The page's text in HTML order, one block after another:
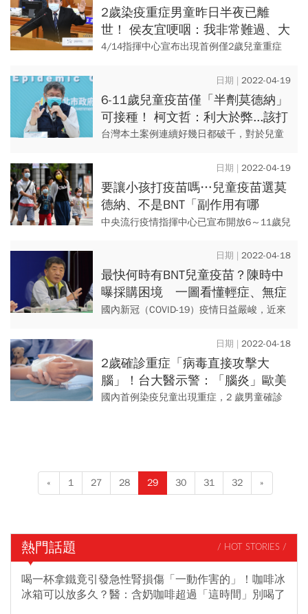
並且在新北市...
2歲染疫重症男童昨日半夜已離
世！ 侯友宜哽咽：我非常難過、大
家都很自責
4/14指揮中心宣布出現首例僅2歲兒童重症
況，導致小朋友昏迷了才送醫，還必須插管
治療，甚至忍痛簽下「放棄...
2022-04-19
6-11歲兒童疫苗僅「半劑莫德納」
可接種！ 柯文哲：利大於弊...該打
就打
台灣本土案例連續好幾日都破千，對於兒童
此，中央流行疫情指揮中心於4/17宣布，6
至11歲兒童開放可以施打...
2022-04-19
要讓小孩打疫苗嗎…兒童疫苗選莫
德納、不是BNT「副作用有哪
些」？九個QA一次看
中央流行疫情指揮中心已宣布開放6～11歲兒
打間隔28天，不過家長們仍擔心幼童施打
後，會產生什麼樣的副...
2022-04-18
最快何時有BNT兒童疫苗？陳時中
曝採購困境 一圖看懂輕症、無症
狀最新解隔條件
國內新冠（COVID-19）疫情日益嚴峻，近來
署目前已核准6～11歲兒童打半劑莫德納
（Moderna）...
2022-04-18
2歲確診重症「病毒直接攻擊大
腦」！台大醫示警：「腦炎」歐美
少見、華人案例多，4症狀立刻送
國內首例染疫兒童出現重症，2 歲男童確診
« 1 27 28 29 30 31 32 »
熱門話題 / HOT STORIES /
喝一杯拿鐵竟引發急性腎損傷「一動作害的」！咖啡冰
冰箱可以放多久？醫：含奶咖啡超過「這時間」別喝了